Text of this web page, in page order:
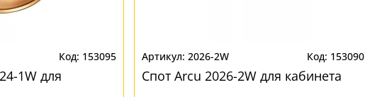
153095
1W для
2026-2W 153090
Спот Arcu 2026-2W для кабинета